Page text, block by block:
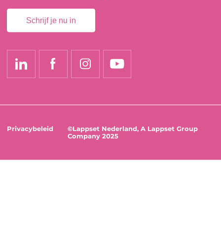
Schrijf je nu in
Privacybeleid
©Lappset Nederland, A Lappset Group
Company 2025